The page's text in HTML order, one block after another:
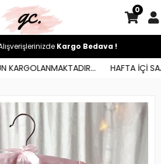
HAFTA İÇİ
0
Kargo Bedava !